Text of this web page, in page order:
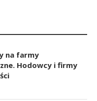
na farmy
Hodowcy i firmy